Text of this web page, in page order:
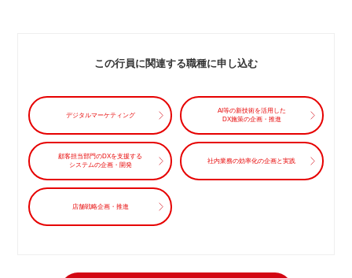
この行員に関連する職種に申し込む
デジタルマーケティング
AI等の新技術を活用した
DX施策の企画・推進
顧客担当部門のDXを支援する
システムの企画・開発
社内業務の効率化の企画と実践
店舗戦略企画・推進